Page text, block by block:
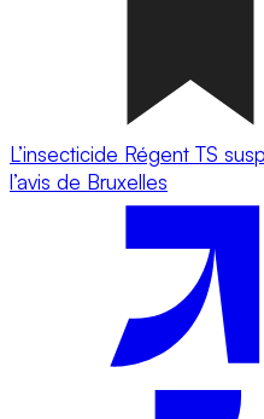
L’insecticide Régent TS
l’avis de Bruxelles